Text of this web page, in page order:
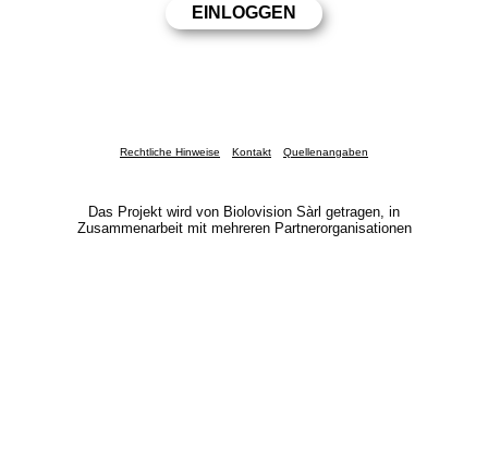
Rechtliche Hinweise Kontakt Quellenangaben
Das Projekt wird von Biolovision Sàrl getragen, in
Zusammenarbeit mit mehreren Partnerorganisationen